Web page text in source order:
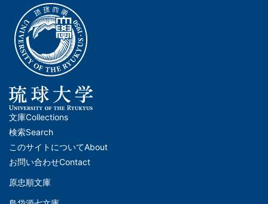
メ
イ
ン
ナ
ビ
文庫Collections
検索Search
このサイトについてAbout
お問い合わせContact
文
原忠順文庫